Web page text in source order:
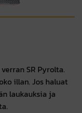
SR Pyrolta.
illan. Jos haluat
laukauksia ja